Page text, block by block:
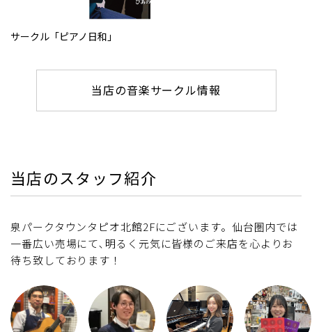
サークル「ピアノ日和」
当店の音楽サークル情報
当店のスタッフ紹介
泉パークタウンタピオ北館2Fにございます。仙台圏内では
一番広い売場にて､明るく元気に皆様のご来店を心よりお
待ち致しております！